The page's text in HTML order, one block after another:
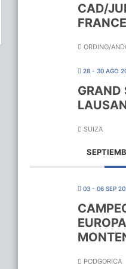
CAD/
ORDINO/
28 - 30 AGO
GRAND
SUIZA
03 - 06 SEP
PODGORICA